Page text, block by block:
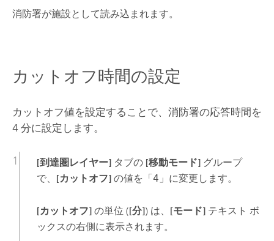
消防署が施設として読み込まれます。
カットオフ時間の設定
カットオフ値を設定することで、消防署の応答時間を
4 分に設定します。
[到達圏レイヤー]タブの [移動モード]グループ
で、 [カットオフ]の値を「 4 」に変更します。
[カットオフ]の単位 ([分]) は、 [モード]テキスト ボ
ックスの右側に表示されます。